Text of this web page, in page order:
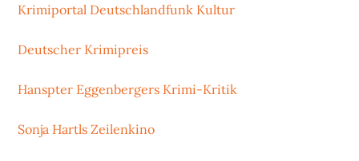
Krimiportal Deutschlandfunk Kultur
Deutscher Krimipreis
Hanspter Eggenbergers Krimi-Kritik
Sonja Hartls Zeilenkino